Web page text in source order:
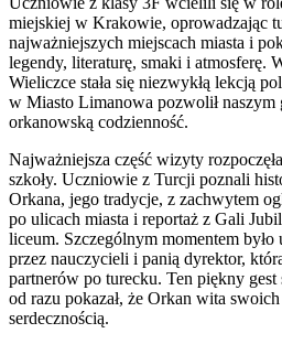
miejskiej w Krakowie, oprowadzając
najważniejszych miejscach miasta i
legendy, literaturę, smaki i atmosferę.
Wieliczce stała się niezwykłą lekcją
w Miasto Limanowa pozwolił naszym
orkanowską codzienność.
Najważniejsza część wizyty
szkoły. Uczniowie z Turcji poznali
Orkana, jego tradycje, z zachwytem
po ulicach miasta i reportaż z Gali
liceum. Szczególnym momentem
przez nauczycieli i panią dyrektor,
partnerów po turecku. Ten piękny gest
od razu pokazał, że Orkan wita
serdecznością.